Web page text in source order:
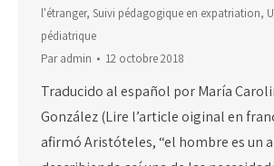
l'étranger, Suivi pédagogique en expatriation,
pédiatrique
Paradmin 12 octobre 2018
Traducido al español por María
González (Lire l’article oiginal en
afirmó Aristóteles, “el hombre es un